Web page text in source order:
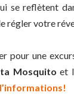
se reflètent
régler votre
pour une
Mosquito et